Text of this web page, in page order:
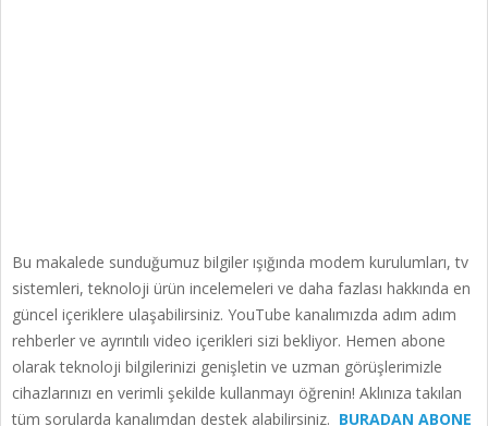
Bu makalede sunduğumuz bilgiler ışığında modem kurulumları, tv
sistemleri, teknoloji ürün incelemeleri ve daha fazlası hakkında en
güncel içeriklere ulaşabilirsiniz. YouTube kanalımızda adım adım
rehberler ve ayrıntılı video içerikleri sizi bekliyor. Hemen abone
olarak teknoloji bilgilerinizi genişletin ve uzman görüşlerimizle
cihazlarınızı en verimli şekilde kullanmayı öğrenin! Aklınıza takılan
tüm sorularda kanalımdan destek alabilirsiniz. BURADAN ABONE